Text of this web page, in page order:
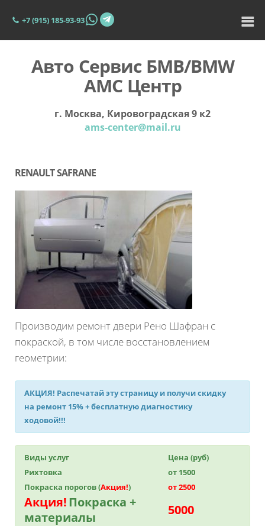
+7 (915) 185-93-93
Авто Сервис БМВ/BMW
АМС Центр
г. Москва, Кировоградская 9 к2
ams-center@mail.ru
RENAULT SAFRANE
Производим ремонт двери Рено Шафран с
покраской, в том числе восстановлением
геометрии:
АКЦИЯ! Распечатай эту страницу и получискидку
на ремонт 15%+ бесплатную диагностику
ходовой!!!
Виды услуг
Цена (руб)
Рихтовка
от 1500
Покраска порогов (Акция!) от 2500
Акция!Покраска +
материалы
5000